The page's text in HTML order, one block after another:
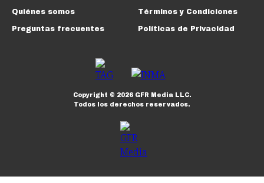
Quiénes somos
Preguntas frecuentes
Términos y Condiciones
Políticas de Privacidad
Copyright © 2026GFR Media LLC.
Todos los derechos reservados.